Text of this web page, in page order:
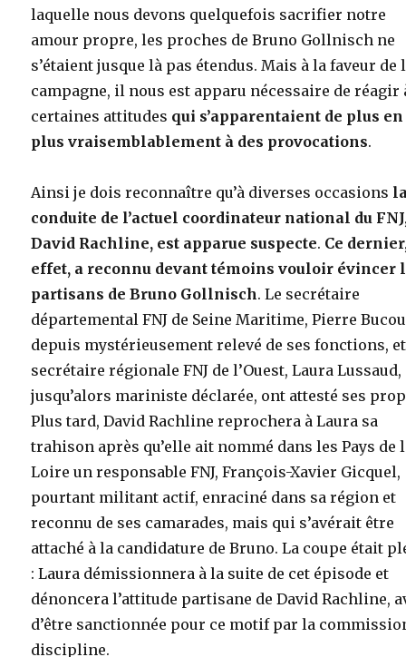
laquelle nous devons quelquefois sacrifier notre
amour propre, les proches de Bruno Gollnisch ne
s’étaient jusque là pas étendus. Mais à la faveur de
campagne, il nous est apparu nécessaire de réagir
certaines attitudes qui s’apparentaient de plus en
plus vraisemblablement à des provocations.
Ainsi je dois reconnaître qu’à diverses occasions
conduite de l’actuel coordinateur national du
David Rachline, est apparue suspecte. Ce
effet, a reconnu devant témoins vouloir évincer
partisans de Bruno Gollnisch. Le secrétaire
départemental FNJ de Seine Maritime, Pierre
depuis mystérieusement relevé de ses fonctions,
secrétaire régionale FNJ de l’Ouest, Laura Lussaud,
jusqu’alors mariniste déclarée, ont attesté ses
Plus tard, David Rachline reprochera à Laura sa
trahison après qu’elle ait nommé dans les Pays de
Loire un responsable FNJ, François-Xavier Gicquel,
pourtant militant actif, enraciné dans sa région et
reconnu de ses camarades, mais qui s’avérait être
attaché à la candidature de Bruno. La coupe était
: Laura démissionnera à la suite de cet épisode et
dénoncera l’attitude partisane de David Rachline,
d’être sanctionnée pour ce motif par la
discipline.